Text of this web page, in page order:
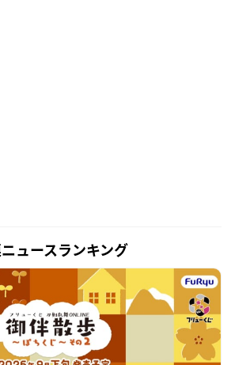
ュースランキング